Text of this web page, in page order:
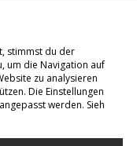
stimmst du der
um die Navigation auf
zu analysieren
Die Einstellungen
werden. Sieh